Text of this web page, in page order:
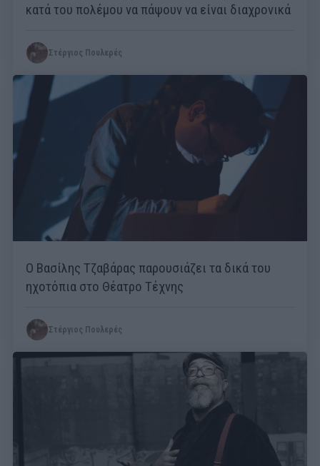
κατά του πολέμου να πάψουν να είναι διαχρονικά
Στέργιος Πουλερές
Ο Βασίλης Τζαβάρας παρουσιάζει τα δικά του
ηχοτόπια στο Θέατρο Τέχνης
Στέργιος Πουλερές